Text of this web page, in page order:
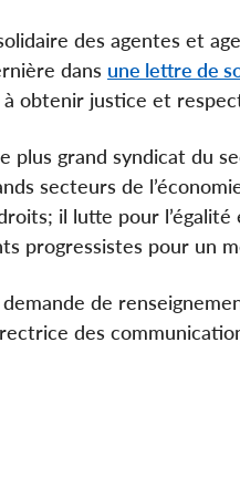
des agentes et
dans une lettre de
obtenir justice et
plus grand syndicat du
secteurs de
il lutte pour
progressistes pour un
de
des